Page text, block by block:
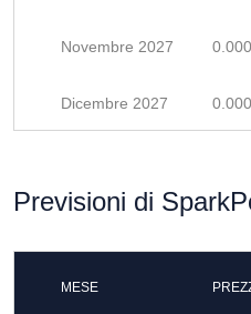
Novembre 2027
Dicembre 2027
Previsioni di
MESE